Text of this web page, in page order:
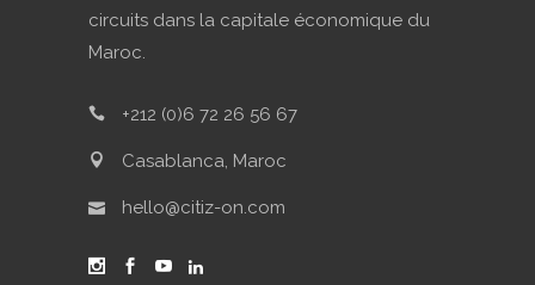
circuits dans la capitale économique du
Maroc.
+212 (0)6 72 26 56 67
Casablanca, Maroc
hello@citiz-on.com